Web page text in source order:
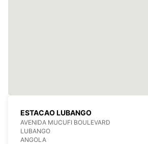
ESTACAO LUBANGO
AVENIDA MUCUFI BOULEVARD
LUBANGO
ANGOLA